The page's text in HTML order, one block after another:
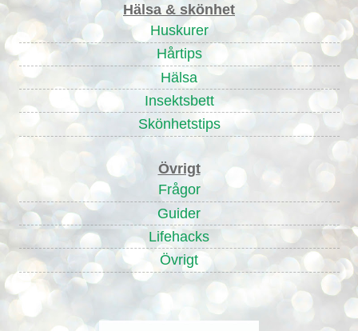
Hälsa & skönhet
Huskurer
Hårtips
Hälsa
Insektsbett
Skönhetstips
Övrigt
Frågor
Guider
Lifehacks
Övrigt